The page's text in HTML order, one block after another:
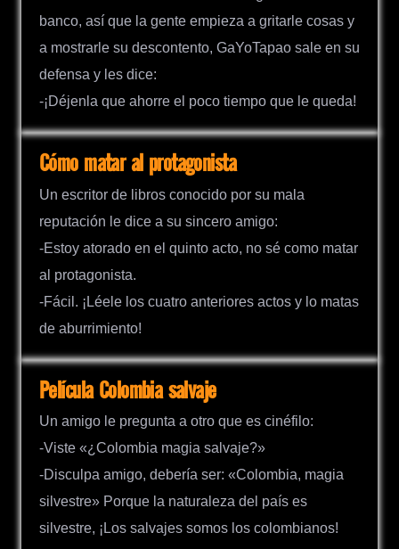
banco, así que la gente empieza a gritarle cosas y
a mostrarle su descontento, GaYoTapao sale en su
defensa y les dice:
-¡Déjenla que ahorre el poco tiempo que le queda!
Cómo matar al protagonista
Un escritor de libros conocido por su mala
reputación le dice a su sincero amigo:
-Estoy atorado en el quinto acto, no sé como matar
al protagonista.
-Fácil. ¡Léele los cuatro anteriores actos y lo matas
de aburrimiento!
Película Colombia salvaje
Un amigo le pregunta a otro que es cinéfilo:
-Viste «¿Colombia magia salvaje?»
-Disculpa amigo, debería ser: «Colombia, magia
silvestre» Porque la naturaleza del país es
silvestre, ¡Los salvajes somos los colombianos!